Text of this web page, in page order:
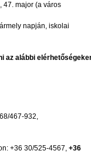
47. major (a város
napján, iskolai
az alábbi
467-932,
+36 30/525-4567, +36